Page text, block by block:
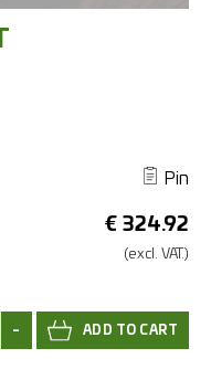
Pin
€ 324.92
(excl. VAT.)
-